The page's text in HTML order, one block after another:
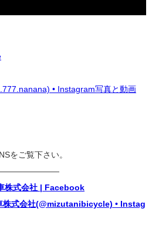
• Instagram写真と動画
をご覧下さい。
株式会社 | Facebook
株式会社(@mizutanibicycle) • Instag